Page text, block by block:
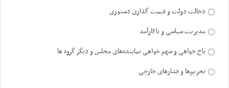
دخالت دولت و قیمت گذاری دستوری
مدیریت سیاسی و ناکارآمد
باج خواهی و سهم خواهی نماینده‌های مجلس و دیگر گروه ها
تحریم‌ها و فشارهای خارجی